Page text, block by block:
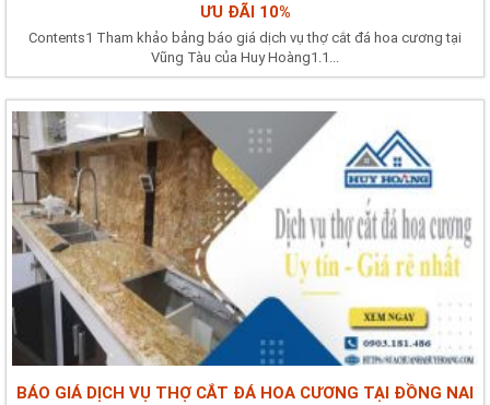
ƯU ĐÃI 10%
Contents1 Tham khảo bảng báo giá dịch vụ thợ cắt đá hoa cương tại
Vũng Tàu của Huy Hoàng1.1...
BÁO GIÁ DỊCH VỤ THỢ CẮT ĐÁ HOA CƯƠNG TẠI ĐỒNG NAI